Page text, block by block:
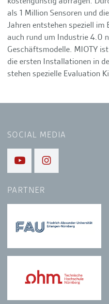
als 1 Million Sensoren und
Jahren entstehen speziell im
auch rund um Industrie 4.0
Geschäftsmodelle. MIOTY
die ersten Installationen in
stehen spezielle Evaluation
SOCIAL MEDIA
PARTNER